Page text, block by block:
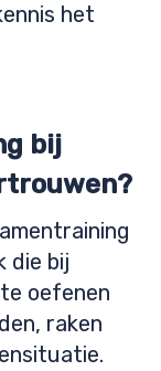
het
bij
die bij
oefenen
raken